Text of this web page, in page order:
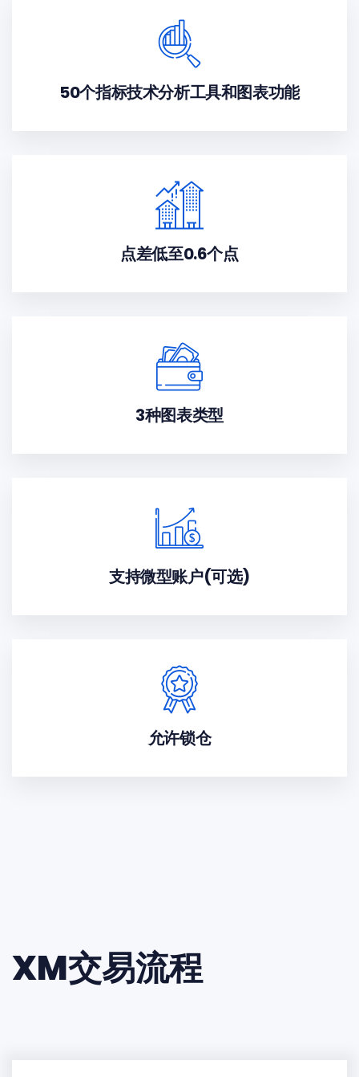
50个指标技术分析工具和图表功能
点差低至0.6个点
3种图表类型
支持微型账户(可选)
允许锁仓
XM交易流程